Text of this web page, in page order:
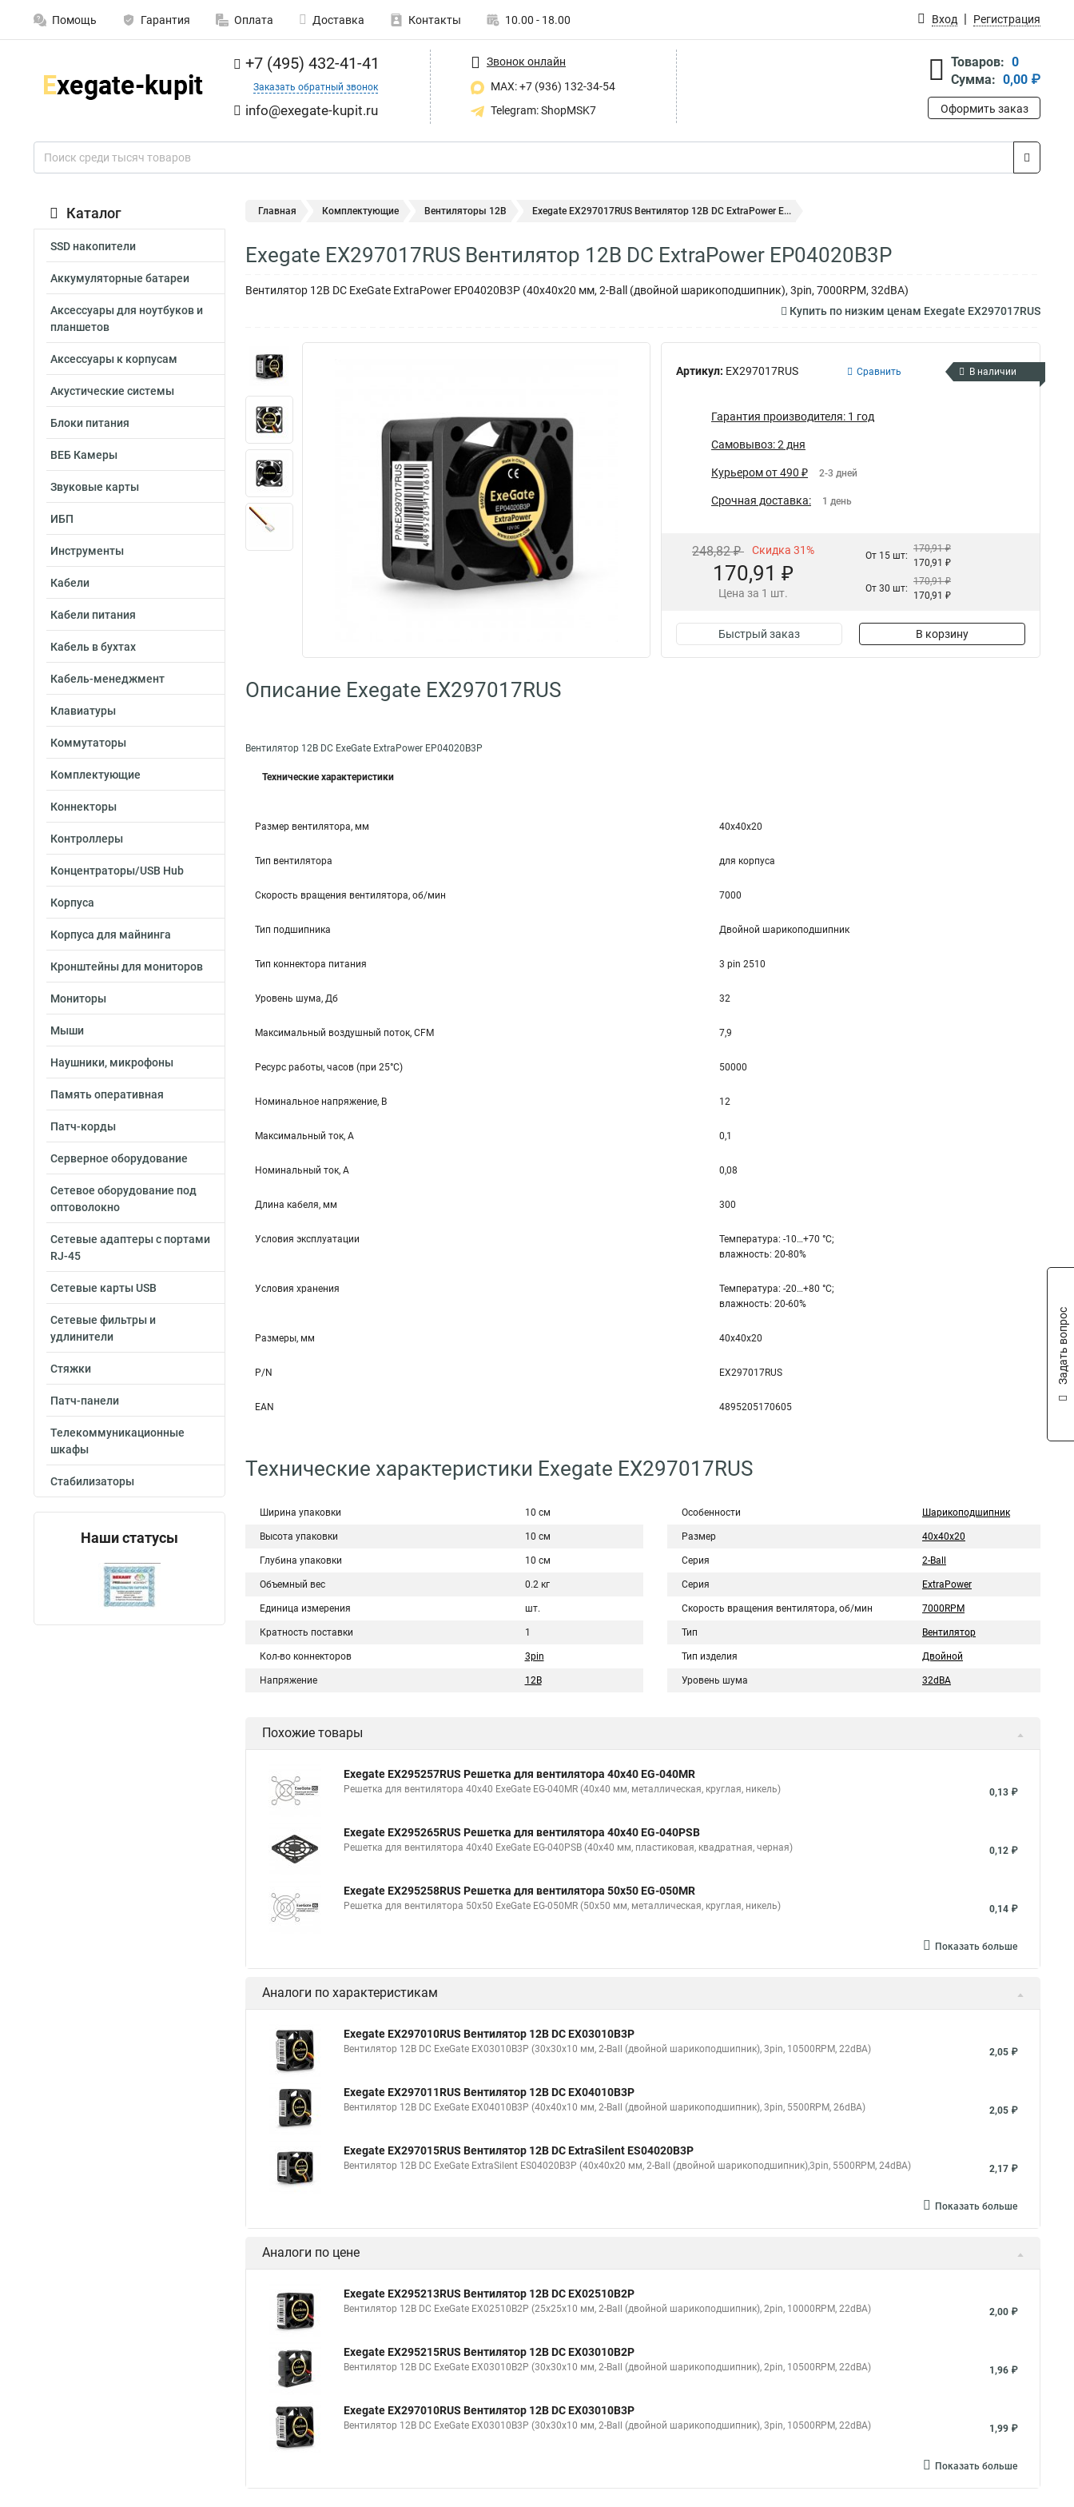
Помощь Гарантия Оплата Доставка Контакты 10.00 - 18.00 Вход Регистрация
+7 (495) 432-41-41
Заказать обратный звонок
info@exegate-kupit.ru
Звонок онлайн
MAX: +7 (936) 132-34-54
Telegram: ShopMSK7
Товаров: 0
Сумма: 0,00 ₽
Оформить заказ
Каталог
SSD накопители
Аккумуляторные батареи
Аксессуары для ноутбуков и
планшетов
Аксессуары к корпусам
Акустические системы
Блоки питания
ВЕБ Камеры
Звуковые карты
ИБП
Инструменты
Кабели
Кабели питания
Кабель в бухтах
Кабель-менеджмент
Клавиатуры
Коммутаторы
Комплектующие
Коннекторы
Контроллеры
Концентраторы/USB Hub
Корпуса
Корпуса для майнинга
Кронштейны для мониторов
Мониторы
Мыши
Наушники, микрофоны
Память оперативная
Патч-корды
Серверное оборудование
Сетевое оборудование под
оптоволокно
Сетевые адаптеры с портами
RJ-45
Сетевые карты USB
Сетевые фильтры и
удлинители
Стяжки
Патч-панели
Телекоммуникационные
шкафы
Стабилизаторы
Наши статусы
Главная Комплектующие Вентиляторы 12В Exegate EX297017RUS Вентилятор 12В DC ExtraPower E...
Exegate EX297017RUS Вентилятор 12В DC ExtraPower EP04020B3P
Вентилятор 12В DC ExeGate ExtraPower EP04020B3P (40x40x20 мм, 2-Ball (двойной шарикоподшипник), 3pin, 7000RPM, 32dBA)
Купить по низким ценам Exegate EX297017RUS
Артикул: EX297017RUS Сравнить В наличии
Гарантия производителя: 1 год
Самовывоз: 2 дня
Курьером от 490 ₽ 2-3 дней
Срочная доставка: 1 день
248,82 ₽ Скидка 31%
170,91 ₽
Цена за 1 шт.
От 15 шт:
170,91 ₽
170,91 ₽
От 30 шт:
170,91 ₽
170,91 ₽
Быстрый заказ В корзину
Описание Exegate EX297017RUS
Вентилятор 12В DC ExeGate ExtraPower EP04020B3P
Технические характеристики
Размер вентилятора, мм 40x40x20
Тип вентилятора для корпуса
Скорость вращения вентилятора, об/мин 7000
Тип подшипника Двойной шарикоподшипник
Тип коннектора питания 3 pin 2510
Уровень шума, Дб 32
Максимальный воздушный поток, CFM 7,9
Ресурс работы, часов (при 25°C) 50000
Номинальное напряжение, В 12
Максимальный ток, А 0,1
Номинальный ток, А 0,08
Длина кабеля, мм 300
Условия эксплуатации
Температура: -10…+70 °С;
влажность: 20-80%
Условия хранения
Температура: -20…+80 °С;
влажность: 20-60%
Размеры, мм 40x40x20
P/N EX297017RUS
EAN 4895205170605
Технические характеристики Exegate EX297017RUS
Ширина упаковки 10 см
Высота упаковки 10 см
Глубина упаковки 10 см
Объемный вес 0.2 кг
Единица измерения шт.
Кратность поставки 1
Кол-во коннекторов 3pin
Напряжение 12В
Особенности Шарикоподшипник
Размер 40x40x20
Серия 2-Ball
Серия ExtraPower
Скорость вращения вентилятора, об/мин 7000RPM
Тип Вентилятор
Тип изделия Двойной
Уровень шума 32dBA
Похожие товары
Exegate EX295257RUS Решетка для вентилятора 40x40 EG-040MR
Решетка для вентилятора 40x40 ExeGate EG-040MR (40x40 мм, металлическая, круглая, никель) 0,13 ₽
Exegate EX295265RUS Решетка для вентилятора 40x40 EG-040PSB
Решетка для вентилятора 40x40 ExeGate EG-040PSB (40x40 мм, пластиковая, квадратная, черная) 0,12 ₽
Exegate EX295258RUS Решетка для вентилятора 50х50 EG-050MR
Решетка для вентилятора 50х50 ExeGate EG-050MR (50x50 мм, металлическая, круглая, никель) 0,14 ₽
Показать больше
Аналоги по характеристикам
Exegate EX297010RUS Вентилятор 12В DC EX03010B3P
Вентилятор 12В DC ExeGate EX03010B3P (30x30x10 мм, 2-Ball (двойной шарикоподшипник), 3pin, 10500RPM, 22dBA) 2,05 ₽
Exegate EX297011RUS Вентилятор 12В DC EX04010B3P
Вентилятор 12В DC ExeGate EX04010B3P (40x40x10 мм, 2-Ball (двойной шарикоподшипник), 3pin, 5500RPM, 26dBA) 2,05 ₽
Exegate EX297015RUS Вентилятор 12В DC ExtraSilent ES04020B3P
Вентилятор 12В DC ExeGate ExtraSilent ES04020B3P (40x40x20 мм, 2-Ball (двойной шарикоподшипник),3pin, 5500RPM, 24dBA) 2,17 ₽
Показать больше
Аналоги по цене
Exegate EX295213RUS Вентилятор 12В DC EX02510B2P
Вентилятор 12В DC ExeGate EX02510B2P (25x25x10 мм, 2-Ball (двойной шарикоподшипник), 2pin, 10000RPM, 22dBA) 2,00 ₽
Exegate EX295215RUS Вентилятор 12В DC EX03010B2P
Вентилятор 12В DC ExeGate EX03010B2P (30x30x10 мм, 2-Ball (двойной шарикоподшипник), 2pin, 10500RPM, 22dBA) 1,96 ₽
Exegate EX297010RUS Вентилятор 12В DC EX03010B3P
Вентилятор 12В DC ExeGate EX03010B3P (30x30x10 мм, 2-Ball (двойной шарикоподшипник), 3pin, 10500RPM, 22dBA) 1,99 ₽
Показать больше
Задать вопрос